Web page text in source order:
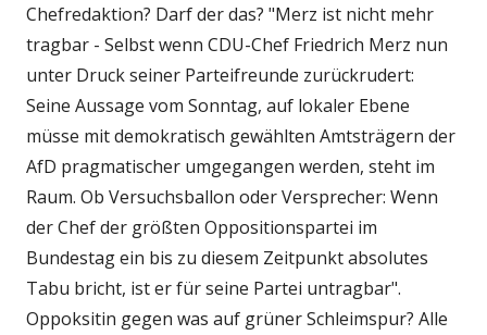
Chefredaktion? Darf der das? "Merz ist nicht mehr
tragbar - Selbst wenn CDU-Chef Friedrich Merz nun
unter Druck seiner Parteifreunde zurückrudert:
Seine Aussage vom Sonntag, auf lokaler Ebene
müsse mit demokratisch gewählten Amtsträgern der
AfD pragmatischer umgegangen werden, steht im
Raum. Ob Versuchsballon oder Versprecher: Wenn
der Chef der größten Oppositionspartei im
Bundestag ein bis zu diesem Zeitpunkt absolutes
Tabu bricht, ist er für seine Partei untragbar".
Oppoksitin gegen was auf grüner Schleimspur? Alle